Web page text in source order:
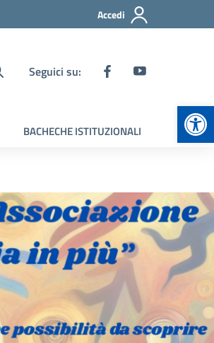
Accedi
Seguici su:
BACHECHE ISTITUZIONALI